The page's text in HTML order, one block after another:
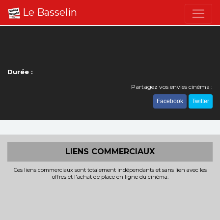
Le Basselin
Durée :
Partagez vos envies cinéma :
Facebook Twitter
LIENS COMMERCIAUX
Ces liens commerciaux sont totalement indépendants et sans lien avec les
offres et l'achat de place en ligne du cinéma.